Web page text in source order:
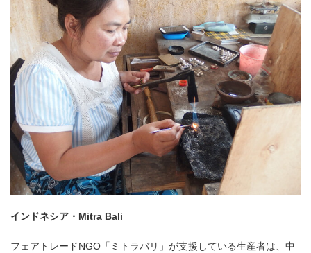
インドネシア・Mitra Bali
フェアトレードNGO「ミトラバリ」が支援している生産者は、中